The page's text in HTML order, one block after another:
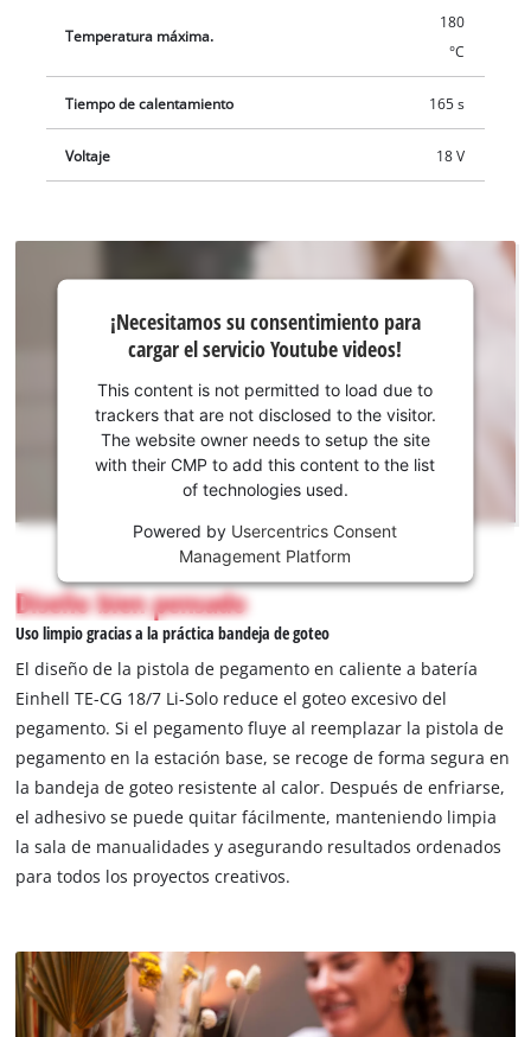
Temperatura máxima.
180
°C
Tiempo de calentamiento 165 s
Voltaje 18 V
consentimiento
para cargar el
servicio
Youtube!
is
permitted
to
load
to
trackers
that
are
not
to
the
visitor.
owner
needs
to
setup
¡Necesitamos su consentimiento para
cargar el servicio Youtube videos!
This content is not permitted to load due to
trackers that are not disclosed to the visitor.
The website owner needs to setup the site
with their CMP to add this content to the list
of technologies used.
Powered by Usercentrics Consent
Management Platform
Diseño bien pensado
Uso limpio gracias a la práctica bandeja de goteo
El diseño de la pistola de pegamento en caliente a batería
Einhell TE-CG 18/7 Li-Solo reduce el goteo excesivo del
pegamento. Si el pegamento fluye al reemplazar la pistola de
pegamento en la estación base, se recoge de forma segura en
la bandeja de goteo resistente al calor. Después de enfriarse,
el adhesivo se puede quitar fácilmente, manteniendo limpia
la sala de manualidades y asegurando resultados ordenados
para todos los proyectos creativos.